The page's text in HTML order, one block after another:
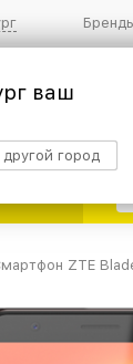
ваш
город
ZTE